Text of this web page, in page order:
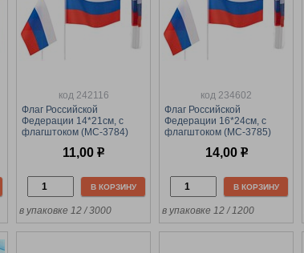
код 242116
Флаг Российской
Федерации 14*21см, с
флагштоком (MC-3784)
11,00 р
В КОРЗИНУ
в упаковке 12 / 3000
код 234602
Флаг Российской
Федерации 16*24см, с
флагштоком (MC-3785)
14,00 р
В КОРЗИНУ
в упаковке 12 / 1200